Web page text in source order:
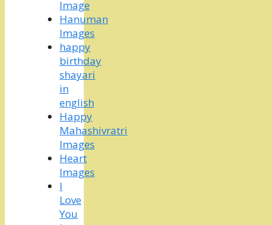
Image
Hanuman
Images
happy
birthday
shayari
in
english
Happy
Mahashivratri
Images
Heart
Images
I
Love
You